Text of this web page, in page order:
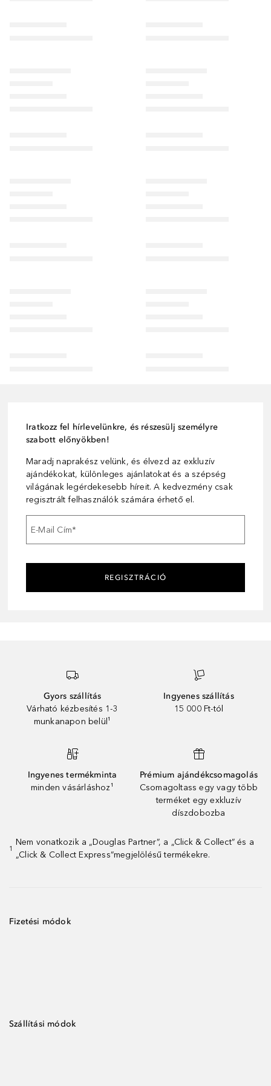
Iratkozz fel hírlevelünkre, és részesülj személyre
szabott előnyökben!
Maradj naprakész velünk, és élvezd az exkluzív
ajándékokat, különleges ajánlatokat és a szépség
világának legérdekesebb híreit. A kedvezmény csak
regisztrált felhasználók számára érhető el.
E-Mail Cím*
REGISZTRÁCIÓ
Gyors szállítás
Várható kézbesítés 1-3
munkanapon belül¹
Ingyenes szállítás
15 000 Ft-tól
Ingyenes termékminta
minden vásárláshoz¹
Prémium ajándékcsomagolás
Csomagoltass egy vagy több
terméket egy exkluzív
díszdobozba
1
Nem vonatkozik a „Douglas Partner”, a „Click & Collect” és a
„Click & Collect Express”megjelölésű termékekre.
Fizetési módok
Szállítási módok